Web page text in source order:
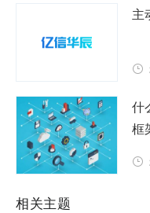
主
什
框
相关主题